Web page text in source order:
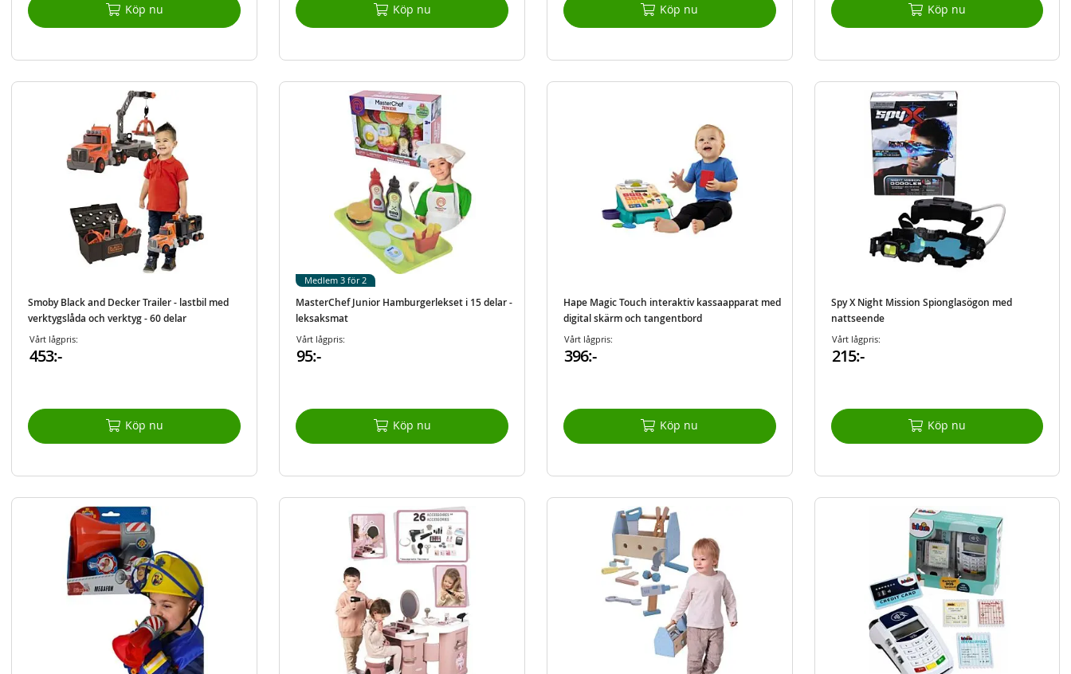
Köp nu Köp nu Köp nu Köp nu
Smoby Black and Decker Trailer - lastbil med
verktygslåda och verktyg - 60 delar
Vårt lågpris:
453:-
Köp nu
MasterChef Junior Hamburgerlekset i 15 delar -
leksaksmat
Vårt lågpris:
95:-
Köp nu
Medlem 3 för 2
Hape Magic Touch interaktiv kassaapparat med
digital skärm och tangentbord
Vårt lågpris:
396:-
Köp nu
Spy X Night Mission Spionglasögon med
nattseende
Vårt lågpris:
215:-
Köp nu